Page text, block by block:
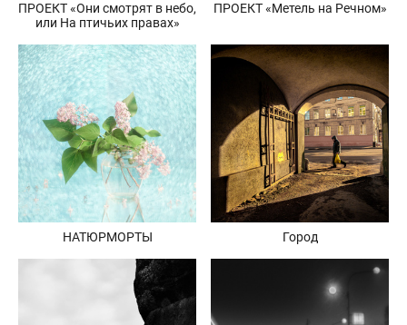
ПРОЕКТ «Они смотрят в небо,
или На птичьих правах»
ПРОЕКТ «Метель на Речном»
НАТЮРМОРТЫ Город